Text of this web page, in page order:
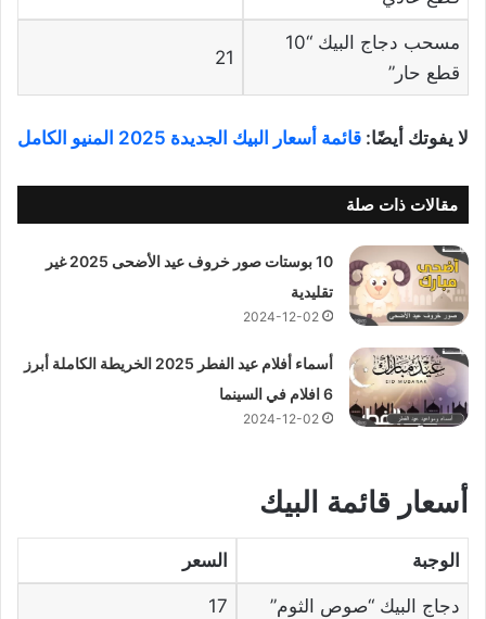
مسحب دجاج البيك “10
قطع حار”
21
لا يفوتك أيضًا: قائمة أسعار البيك الجديدة 2025 المنيو الكامل
مقالات ذات صلة
10 بوستات صور خروف عيد الأضحى 2025 غير
تقليدية
2024-12-02
أسماء أفلام عيد الفطر 2025 الخريطة الكاملة أبرز
6 افلام في السينما
2024-12-02
أسعار قائمة البيك
الوجبة السعر
دجاج البيك “صوص الثوم” 17